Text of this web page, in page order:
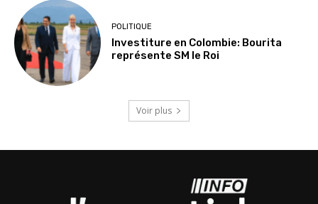
POLITIQUE
Investiture en Colombie: Bourita
représente SM le Roi
Voir plus